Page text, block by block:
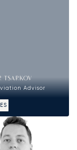
TSARKOV
Advisor
ES